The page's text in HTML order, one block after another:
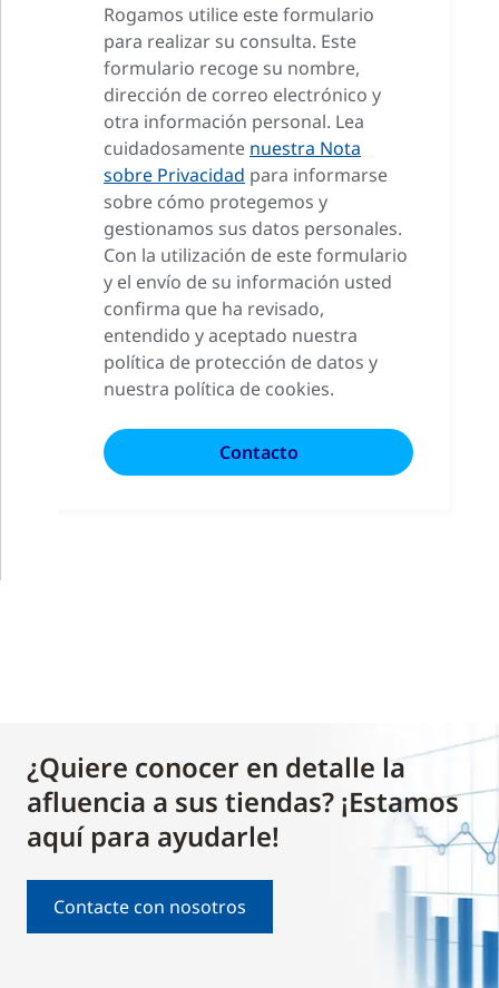
Rogamos utilice este formulario
para realizar su consulta. Este
formulario recoge su nombre,
dirección de correo electrónico y
otra información personal. Lea
cuidadosamente nuestra Nota
sobre Privacidad para informarse
sobre cómo protegemos y
gestionamos sus datos personales.
Con la utilización de este formulario
y el envío de su información usted
confirma que ha revisado,
entendido y aceptado nuestra
política de protección de datos y
nuestra política de cookies.
¿Quiere conocer en detalle la
afluencia a sus tiendas? ¡Estamos
aquí para ayudarle!
Contacte con nosotros